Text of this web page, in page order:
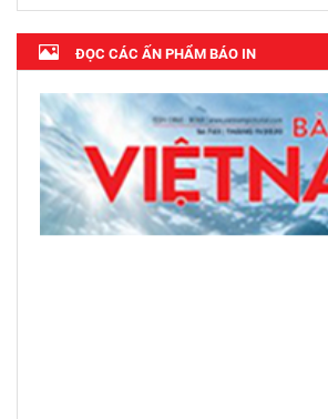
ĐỌC CÁC ẤN PHẨM BÁO IN